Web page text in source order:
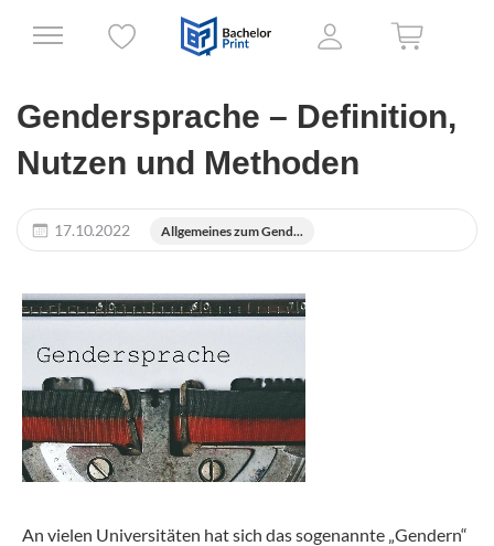
Gendersprache – Definition,
Nutzen und Methoden
17.10.2022 Allgemeines zum Gend...
An vielen Universitäten hat sich das sogenannte „Gendern“